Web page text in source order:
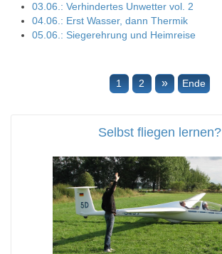
03.06.: Verhindertes Unwetter vol. 2
04.06.: Erst Wasser, dann Thermik
05.06.: Siegerehrung und Heimreise
1 2 » Ende
Selbst fliegen lernen?